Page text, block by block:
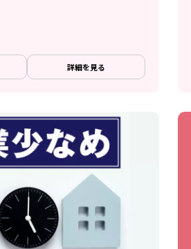
詳細を見る